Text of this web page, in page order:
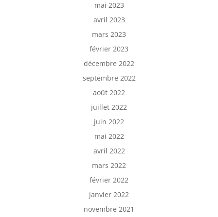
mai 2023
avril 2023
mars 2023
février 2023
décembre 2022
septembre 2022
août 2022
juillet 2022
juin 2022
mai 2022
avril 2022
mars 2022
février 2022
janvier 2022
novembre 2021